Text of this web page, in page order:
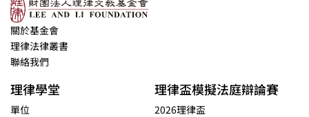
關於基金會
理律法律叢書
聯絡我們
理律學堂
單位
理律盃模擬法庭辯論賽
2026理律盃